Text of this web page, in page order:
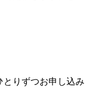
りずつお申し込み